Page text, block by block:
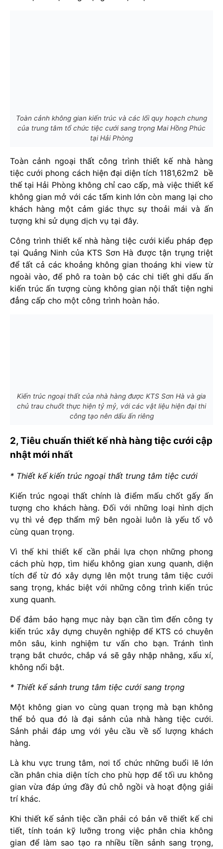
Toàn cảnh không gian kiến trúc và các lối quy hoạch chung
của trung tâm tổ chức tiệc cưới sang trọng Mai Hồng Phúc
tại Hải Phòng
Toàn cảnh ngoại thất công trình thiết kế nhà hàng
tiệc cưới phong cách hiện đại diện tích 1181,62m2 bề
thế tại Hải Phòng không chỉ cao cấp, mà việc thiết kế
không gian mở với các tấm kinh lớn còn mang lại cho
khách hàng một cảm giác thực sự thoải mái và ấn
tượng khi sử dụng dịch vụ tại đây.
Công trình thiết kế nhà hàng tiệc cưới kiểu pháp đẹp
tại Quảng Ninh của KTS Sơn Hà được tận trụng triệt
để tất cả các khoảng không gian thoáng khi view từ
ngoài vào, để phô ra toàn bộ các chi tiết ghi dấu ấn
kiến trúc ấn tượng cùng không gian nội thất tiện nghi
đẳng cấp cho một công trình hoàn hảo.
Kiến trúc ngoại thất của nhà hàng được KTS Sơn Hà và gia
chủ trau chuốt thực hiện tỷ mỷ, với các vật liệu hiện đại thi
công tạo nên dấu ấn riêng
2, Tiêu chuẩn thiết kế nhà hàng tiệc cưới cập
nhật mới nhất
* Thiết kế kiến trúc ngoại thất trung tâm tiệc cưới
Kiến trúc ngoại thất chính là điểm mấu chốt gấy ấn
tượng cho khách hàng. Đối với những loại hình dịch
vụ thì vẻ đẹp thẩm mỹ bên ngoài luôn là yếu tố vô
cùng quan trọng.
Vì thế khi thiết kế cần phải lựa chọn những phong
cách phù hợp, tìm hiểu không gian xung quanh, diện
tích để từ đó xây dựng lên một trung tâm tiệc cưới
sang trọng, khác biệt với những công trình kiến trúc
xung quanh.
Để đảm bảo hạng mục này bạn cần tìm đến công ty
kiến trúc xây dựng chuyên nghiệp để KTS có chuyên
môn sâu, kinh nghiệm tư vấn cho bạn. Tránh tình
trạng bắt chước, chắp vá sẽ gây nhập nhằng, xấu xí,
không nổi bật.
* Thiết kế sảnh trung tâm tiệc cưới sang trọng
Một không gian vo cùng quan trọng mà bạn không
thể bỏ qua đó là đại sảnh của nhà hàng tiệc cưới.
Sảnh phải đáp ưng với yêu cầu về số lượng khách
hàng.
Là khu vực trung tâm, nơi tổ chức những buổi lẽ lớn
cần phân chia diện tích cho phù hợp để tối ưu không
gian vừa đáp ứng đầy đủ chỗ ngồi và hoạt động giải
trí khác.
Khi thiết kế sảnh tiệc cần phải có bản vẽ thiết kế chi
tiết, tính toán kỹ lưỡng trong việc phân chia không
gian để làm sao tạo ra nhiều tiền sảnh sang trọng,